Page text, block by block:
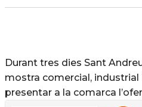
Durant tres dies Sant
mostra comercial, industrial
presentar a la comarca